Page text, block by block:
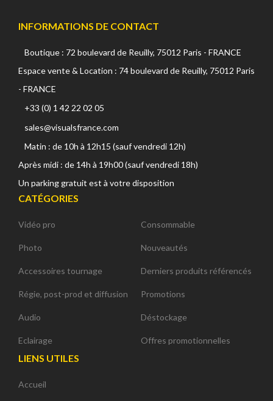
INFORMATIONS DE CONTACT
Boutique : 72 boulevard de Reuilly, 75012 Paris - FRANCE
Espace vente & Location : 74 boulevard de Reuilly, 75012 Paris
- FRANCE
+33 (0) 1 42 22 02 05
sales@visualsfrance.com
Matin : de 10h à 12h15 (sauf vendredi 12h)
Après midi : de 14h à 19h00 (sauf vendredi 18h)
Un parking gratuit est à votre disposition
CATÉGORIES
Vidéo pro
Photo
Accessoires tournage
Régie, post-prod et diffusion
Audio
Eclairage
Consommable
Nouveautés
Derniers produits référencés
Promotions
Déstockage
Offres promotionnelles
LIENS UTILES
Accueil